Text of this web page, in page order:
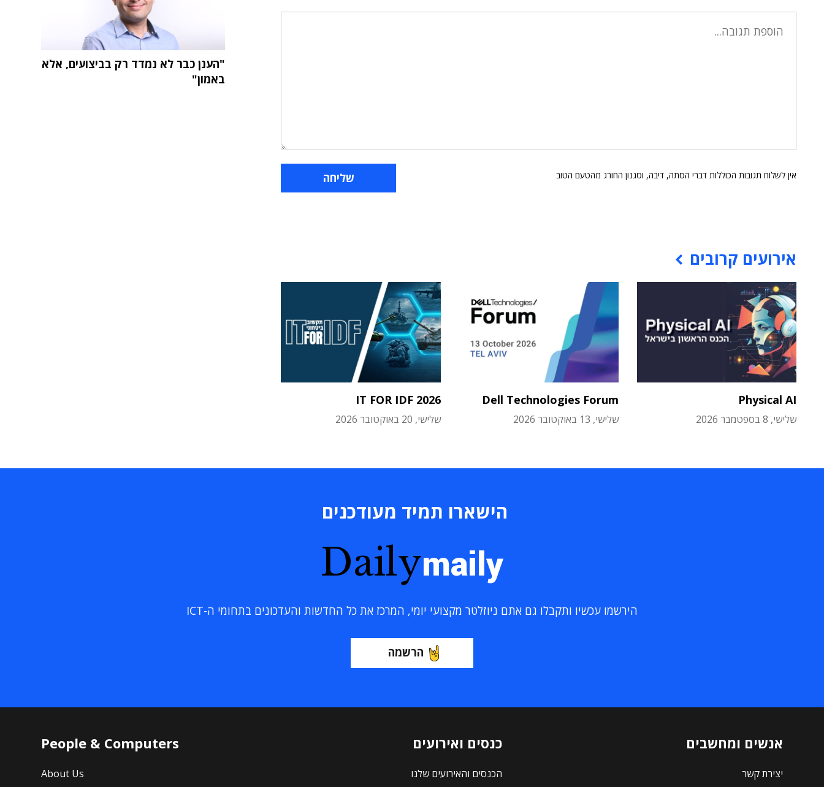
אין לשלוח תגובות הכוללות דברי הסתה, דיבה, וסגנון החורג מהטעם הטוב
אירועים קרובים
Physical AI
שלישי, 8 בספטמבר 2026
Dell Technologies Forum
שלישי, 13 באוקטובר 2026
IT FOR IDF 2026
שלישי, 20 באוקטובר 2026
"הענן כבר לא נמדד רק בביצועים, אלא
באמון"
הישארו תמיד מעודכנים
Dailymaily
הירשמו עכשיו ותקבלו גם אתם ניוזלטר מקצועי יומי, המרכז את כל החדשות והעדכונים בתחומי ה-ICT
הרשמה
אנשים ומחשבים
יצירת קשר
כנסים ואירועים
הכנסים והאירועים שלנו
People & Computers
About Us